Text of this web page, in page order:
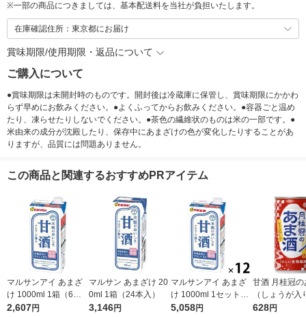
※一部の商品につきましては、基本配送料を当社が負担いたします。
在庫確認住所：東京都にお届け
賞味期限/使用期限・返品について
ご購入について
●賞味期限は未開封時のものです。開封後は冷蔵庫に保管し、賞味期限にかかわ
らず早めにお飲みください。●よくふってからお飲みください。●容器ごと温め
たり、凍らせたりしないでください。●茶色の繊維状のものは米の一部です。●
米由来の成分が沈殿したり、保存中にあまざけの色が変化したりすることがあ
りますが、品質には問題ありません。
この商品と関連するおすすめPRアイテム
マルサンアイ あまざ
け 1000ml 1箱（6本
入）
2,607円
マルサン あまざけ 20
0ml 1箱（24本入）
3,146円
マルサンアイ あまざ
け 1000ml 1セット
（6本入×2箱）
5,058円
甘酒 月桂冠の
（しょうが
g 5本
628円